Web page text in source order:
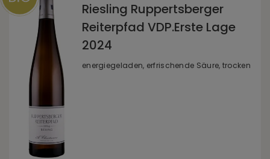
Riesling Ruppertsberger
Reiterpfad VDP.Erste Lage
2024
energiegeladen, erfrischende Säure, trocken